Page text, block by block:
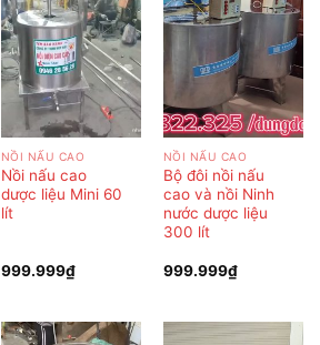
NỒI NẤU CAO
Nồi nấu cao
dược liệu Mini 60
lít
999.999₫
NỒI NẤU CAO
Bộ đôi nồi nấu
cao và nồi Ninh
nước dược liệu
300 lít
999.999₫